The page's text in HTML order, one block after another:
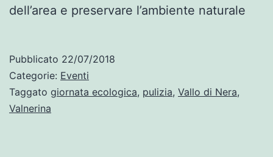
dell’area e preservare l’ambiente naturale
Pubblicato 22/07/2018
Categorie: Eventi
Taggato giornata ecologica, pulizia, Vallo di Nera,
Valnerina